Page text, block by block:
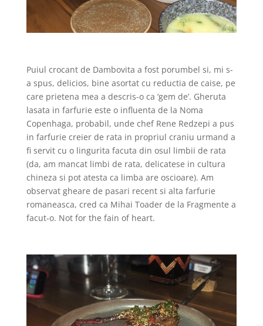
Puiul crocant de Dambovita a fost porumbel si, mi s-
a spus, delicios, bine asortat cu reductia de caise, pe
care prietena mea a descris-o ca ‘gem de’. Gheruta
lasata in farfurie este o influenta de la Noma
Copenhaga, probabil, unde chef Rene Redzepi a pus
in farfurie creier de rata in propriul craniu urmand a
fi servit cu o lingurita facuta din osul limbii de rata
(da, am mancat limbi de rata, delicatese in cultura
chineza si pot atesta ca limba are oscioare). Am
observat gheare de pasari recent si alta farfurie
romaneasca, cred ca Mihai Toader de la Fragmente a
facut-o. Not for the fain of heart.